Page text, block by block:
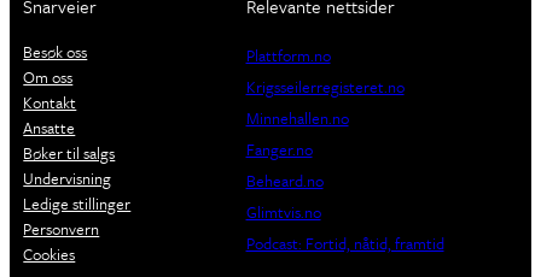
Snarveier
Besøk oss
Om oss
Kontakt
Ansatte
Bøker til salgs
Undervisning
Ledige stillinger
Personvern
Cookies
Relevante nettsider
Plattform.no
Krigsseilerregisteret.no
Minnehallen.no
Fanger.no
Beheard.no
Glimtvis.no
Podcast: Fortid, nåtid, framtid